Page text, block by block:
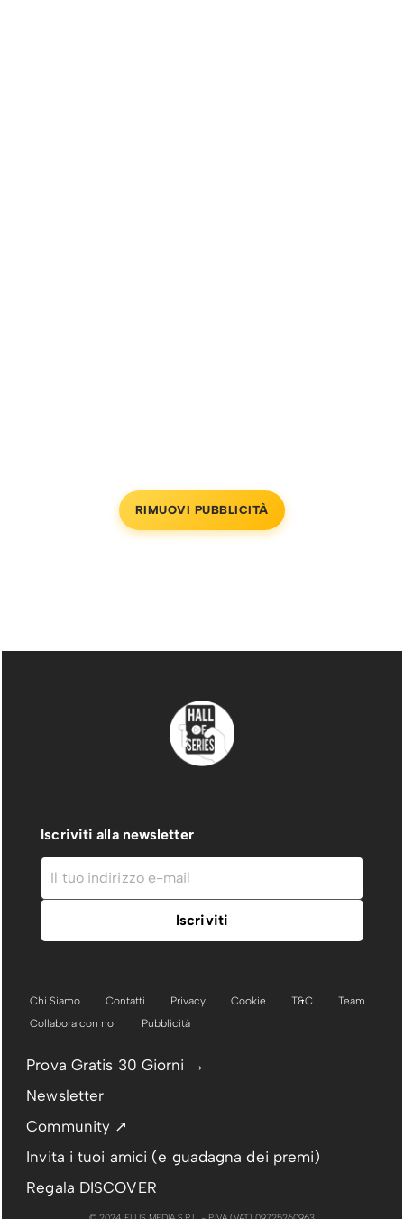
RIMUOVI PUBBLICITÀ
Iscriviti alla newsletter
Chi Siamo Contatti Privacy Cookie T&C
Team
Collabora con noi
Pubblicità
Prova Gratis 30 Giorni →
Newsletter
Community ↗
Invita i tuoi amici (e guadagna dei premi)
Regala DISCOVER